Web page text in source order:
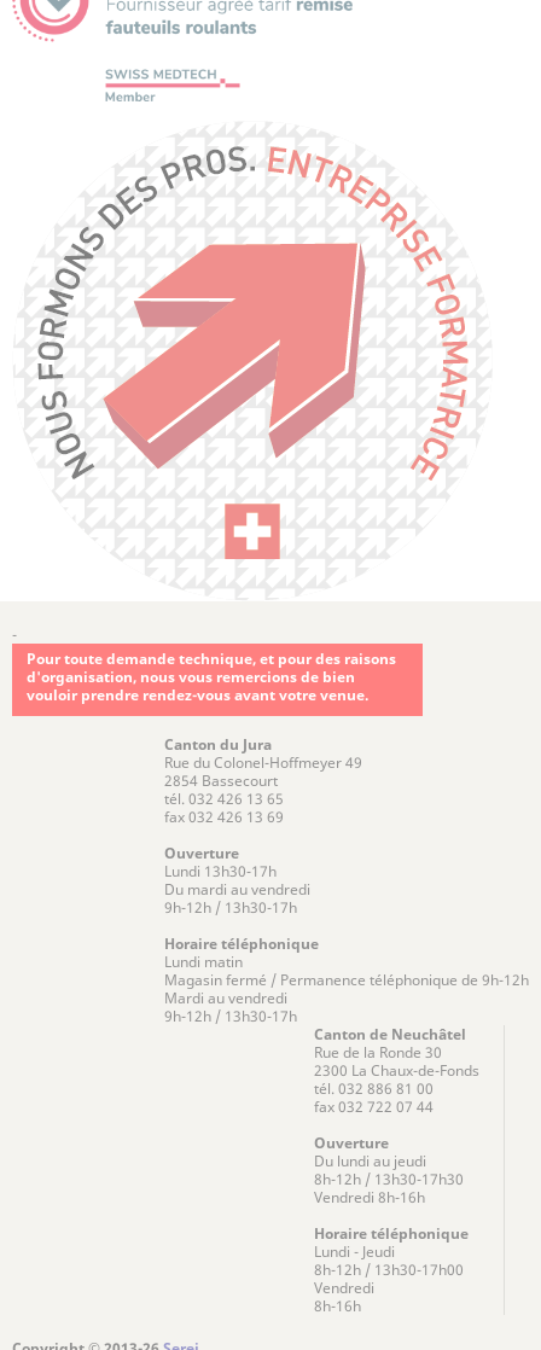
-
Pour toute demande technique, et pour des raisons
d'organisation, nous vous remercions de bien
vouloir prendre rendez-vous avant votre venue.
Canton du Jura
Rue du Colonel-Hoffmeyer 49
2854 Bassecourt
tél. 032 426 13 65
fax 032 426 13 69
Ouverture
Lundi 13h30-17h
Du mardi au vendredi
9h-12h / 13h30-17h
Horaire téléphonique
Lundi matin
Magasin fermé / Permanence téléphonique de 9h-12h
Mardi au vendredi
9h-12h / 13h30-17h
Canton de Neuchâtel
Rue de la Ronde 30
2300 La Chaux-de-Fonds
tél. 032 886 81 00
fax 032 722 07 44
Ouverture
Du lundi au jeudi
8h-12h / 13h30-17h30
Vendredi 8h-16h
Horaire téléphonique
Lundi - Jeudi
8h-12h / 13h30-17h00
Vendredi
8h-16h